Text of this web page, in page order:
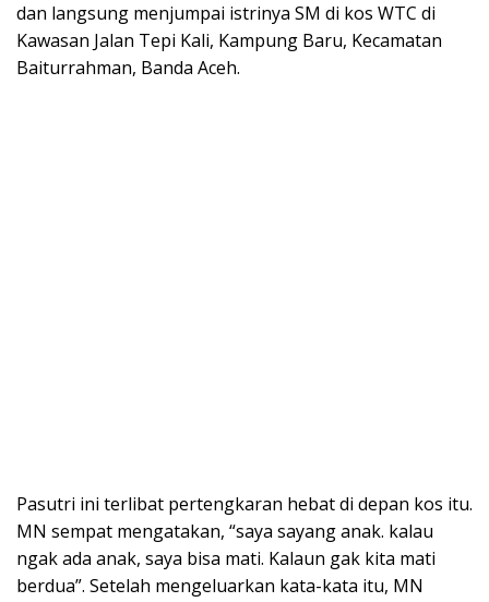
dan langsung menjumpai istrinya SM di kos WTC di
Kawasan Jalan Tepi Kali, Kampung Baru, Kecamatan
Baiturrahman, Banda Aceh.
Pasutri ini terlibat pertengkaran hebat di depan kos itu.
MN sempat mengatakan, “saya sayang anak. kalau
ngak ada anak, saya bisa mati. Kalaun gak kita mati
berdua”. Setelah mengeluarkan kata-kata itu, MN